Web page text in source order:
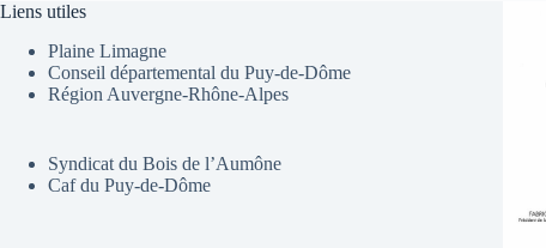
Liens utiles
Plaine Limagne
Conseil départemental du Puy-de-Dôme
Région Auvergne-Rhône-Alpes
Syndicat du Bois de l’Aumône
Caf du Puy-de-Dôme